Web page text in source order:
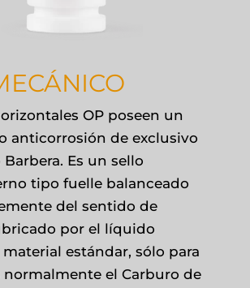
OP poseen un
anticorrosión de exclusivo
Es un sello
tipo fuelle balanceado
del sentido de
por el líquido
estándar, sólo para
normalmente el Carburo de